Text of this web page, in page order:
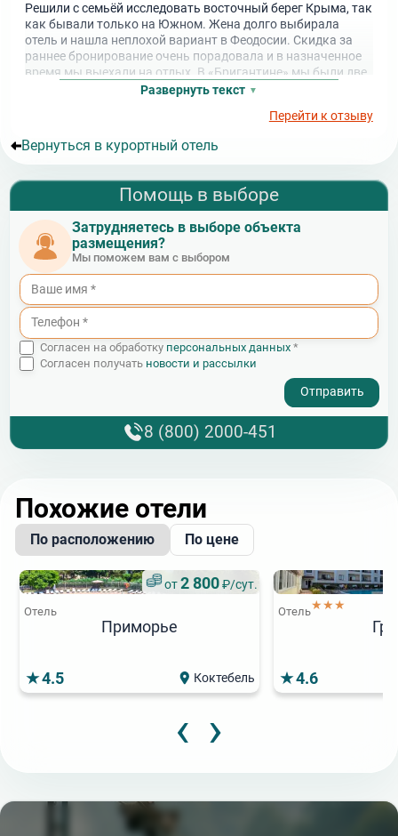
Решили с семьёй исследовать восточный берег Крыма, так
как бывали только на Южном. Жена долго выбирала
отель и нашла неплохой вариант в Феодосии. Скидка за
раннее бронирование очень порадовала и в назначенное
время мы выехали на отдых. В «Бригантине» мы были две
недели, и это время стало самым незабываемым и
картинке в Интернете. И все описания – правда. Наши двое
непосед уставали так сильно, что в 10 вечера уже спали. В
течение дня мы видели их только в ресторане и на пляже.
Остальное время мы проводили вдвоём и не волновались
совершенно, так как за детьми присматривали настоящие
профессионалы.
Развернуть текст
Перейти к отзыву
Вернуться в курортный отель
Помощь в выборе
Затрудняетесь в выборе объекта
размещения?
Мы поможем вам с выбором
Согласен на обработку персональных данных *
Согласен получать новости и рассылки
8 (800) 2000-451
Похожие отели
По расположению По цене
от2 800₽/сут.
Отель
Приморье
4.5 Коктебель
Отель★★★
4.6
‹ ›
Калифорния Paradise